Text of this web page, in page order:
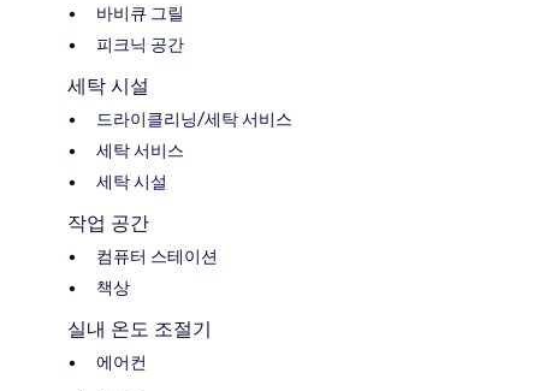
바비큐 그릴
피크닉 공간
세탁 시설
드라이클리닝/세탁 서비스
세탁 서비스
세탁 시설
작업 공간
컴퓨터 스테이션
책상
실내 온도 조절기
에어컨